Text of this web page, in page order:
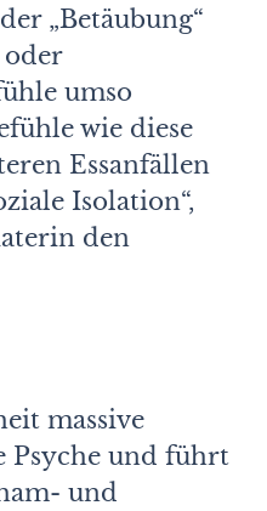
„Betäubung“
umso
wie diese
Essanfällen
Isolation“,
den
massive
Psyche und führt
und